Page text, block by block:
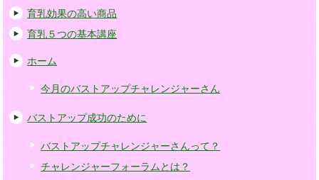
育乳効果の高い商品
育乳５つの基本講座
ホーム
今月のバストアップチャレンジャーさん
バストアップ成功のために
バストアップチャレンジャーさんって？
チャレンジャーフォーラムとは？